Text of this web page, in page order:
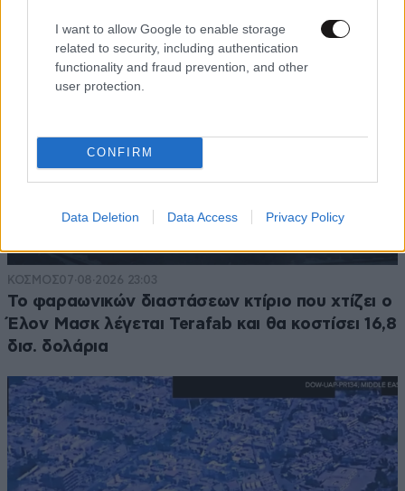
I want to allow Google to enable storage
related to security, including authentication
functionality and fraud prevention, and other
user protection.
CONFIRM
Data Deletion Data Access Privacy Policy
ΚΟΣΜΟΣ07·08·2026 23:03
Το φαραωνικών διαστάσεων κτίριο που χτίζει ο
Έλον Μασκ λέγεται Terafab και θα κοστίσει 16,8
δισ. δολάρια